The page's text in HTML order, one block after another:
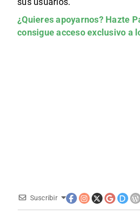
¿Quieres apoyarnos? Hazte
consigue acceso exclusivo a
Suscribir